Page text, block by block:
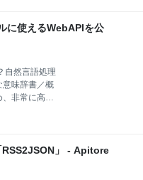
プルコード
せん。アク
だけです。
します。アク
てください。
の概要をク
トークンを入
態素解析結果
に使えるWebAPIを公
自然言語処理
意味辞書／概
非常に高品
でそこが残念
は
が簡単に使
の公式ペー
語版はNICT
RSS2JSON」 - Apitore